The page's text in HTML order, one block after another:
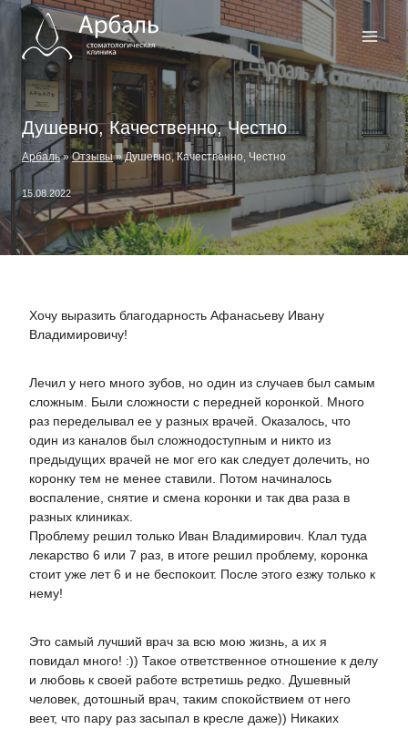
Перейти
содержимому
Душевно, Качественно, Честно
Арбаль»Отзывы»Душевно, Качественно, Честно
15.08.2022
Хочу выразить благодарность Афанасьеву Ивану
Владимировичу!
Лечил у него много зубов, но один из случаев был самым
сложным. Были сложности с передней коронкой. Много
раз переделывал ее у разных врачей. Оказалось, что
один из каналов был сложнодоступным и никто из
предыдущих врачей не мог его как следует долечить, но
коронку тем не менее ставили. Потом начиналось
воспаление, снятие и смена коронки и так два раза в
разных клиниках.
Проблему решил только Иван Владимирович. Клал туда
лекарство 6 или 7 раз, в итоге решил проблему, коронка
стоит уже лет 6 и не беспокоит. После этого езжу только к
нему!
Это самый лучший врач за всю мою жизнь, а их я
повидал много! :)) Такое ответственное отношение к делу
и любовь к своей работе встретишь редко. Душевный
человек, дотошный врач, таким спокойствием от него
веет, что пару раз засыпал в кресле даже)) Никаких